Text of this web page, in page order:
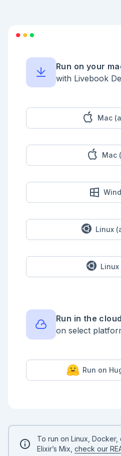
Run on your
with Livebook
Mac
Mac
Linux
Linux
Run in the cloud
on select
Run on
To run on Linux,
Elixir’s Mix, check our